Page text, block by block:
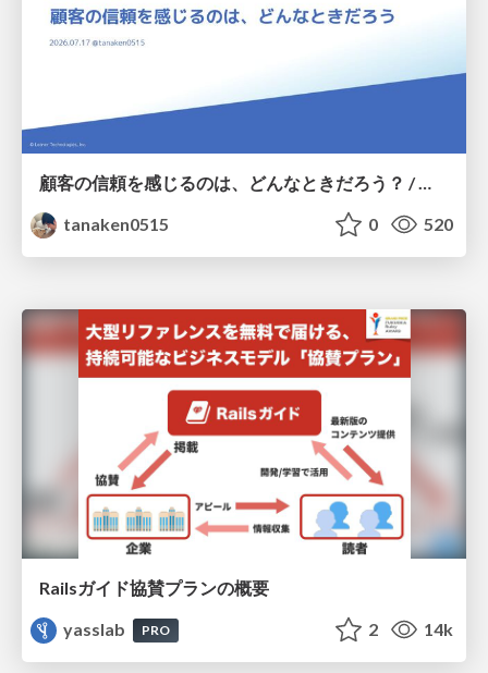
tanaken0515
0 520
Railsガイド協賛プランの概要
yasslab
PRO 2 14k